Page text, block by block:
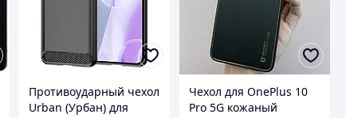
Противоударный чехол
Urban (Урбан) для
Чехол для OnePlus 10
Pro 5G кожаный